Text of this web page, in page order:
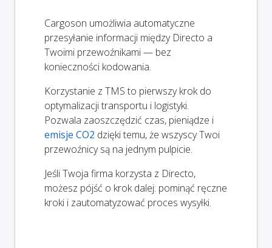
Cargoson umożliwia automatyczne
przesyłanie informacji między Directo a
Twoimi przewoźnikami — bez
konieczności kodowania.
Korzystanie z TMS to pierwszy krok do
optymalizacji transportu i logistyki.
Pozwala zaoszczędzić czas, pieniądze i
emisje CO2 dzięki temu, że wszyscy Twoi
przewoźnicy są na jednym pulpicie.
Jeśli Twoja firma korzysta z Directo,
możesz pójść o krok dalej: pominąć ręczne
kroki i zautomatyzować proces wysyłki.